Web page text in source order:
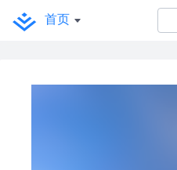
首页